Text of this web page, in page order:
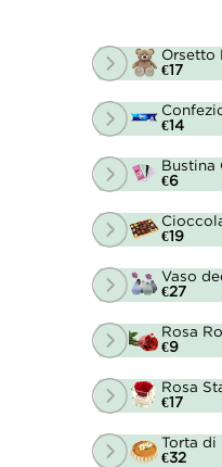
Orsetto
€17
€14
Bustina
€6
€19
Vaso
€27
Rosa
€9
Rosa
€17
Torta di
€32